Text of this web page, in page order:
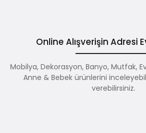
Online Alışverişin Adresi
Mobilya, Dekorasyon, Banyo, Mutfak,
Anne & Bebek ürünlerini
verebilirsiniz.